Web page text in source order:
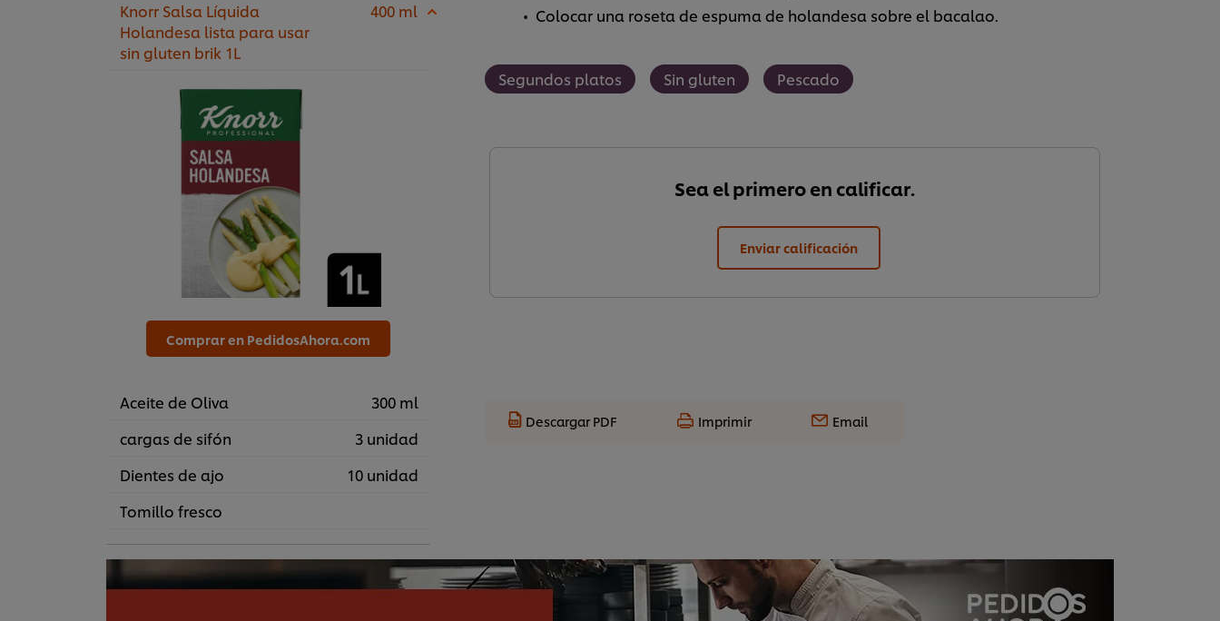
Knorr Salsa Líquida
Holandesa lista para usar
sin gluten brik 1L
400 ml
Comprar en PedidosAhora.com
Aceite de Oliva
300 ml
cargas de sifón
3 unidad
Dientes de ajo
10 unidad
Tomillo fresco
Colocar una roseta de espuma de holandesa sobre el bacalao.
Segundos platos Sin gluten Pescado
Sea el primero en calificar.
Enviar calificación
Descargar PDF Imprimir Email